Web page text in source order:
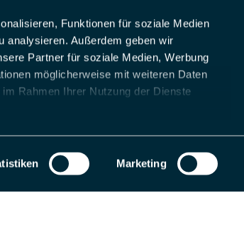
Funktionen für soziale Medien
analysieren. Außerdem geben wir
Partner für soziale Medien, Werbung
möglicherweise mit weiteren Daten
Rahmen Ihrer Nutzung der Dienste
Marketing